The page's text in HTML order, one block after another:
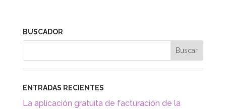
e
b
o
o
k
er
ar
tir
BUSCADOR
ENTRADAS RECIENTES
La aplicación gratuita de facturación de la